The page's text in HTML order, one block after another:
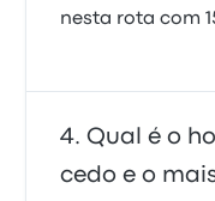
nesta rota com
Qual é o
cedo e o